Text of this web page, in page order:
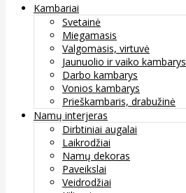
Kambariai
Svetainė
Miegamasis
Valgomasis, virtuvė
Jaunuolio ir vaiko kambarys
Darbo kambarys
Vonios kambarys
Prieškambaris, drabužinė
Namų interjeras
Dirbtiniai augalai
Laikrodžiai
Namų dekoras
Paveikslai
Veidrodžiai